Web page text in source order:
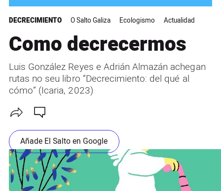
DECRECIMIENTO O Salto Galiza Ecologismo Actualidad
Como decrecermos
Luis González Reyes e Adrián Almazán achegan
rutas no seu libro “Decrecimiento: del qué al
cómo” (Icaria, 2023)
Añade El Salto en Google